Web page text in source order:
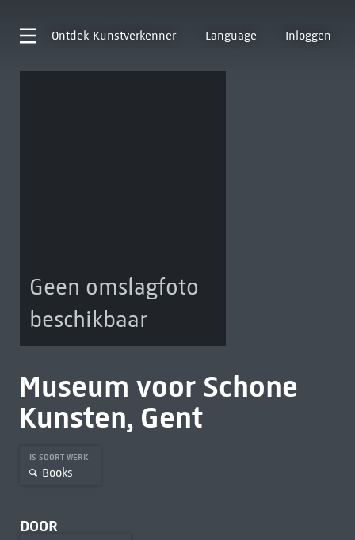
Ontdek Kunstverkenner Language Inloggen
Geen omslagfoto
beschikbaar
Museum voor Schone
Kunsten, Gent
IS SOORT WERK
Books
DOOR